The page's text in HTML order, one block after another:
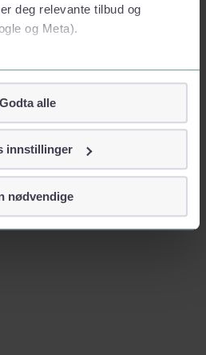
deg relevante tilbud og
og Meta).
personvern
alvor
eller telefonnummer.
Godta alle
innstillinger
nødvendige